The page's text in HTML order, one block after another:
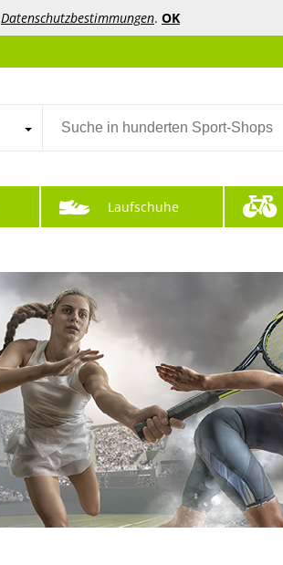
Datenschutzbestimmungen. OK
Laufschuhe